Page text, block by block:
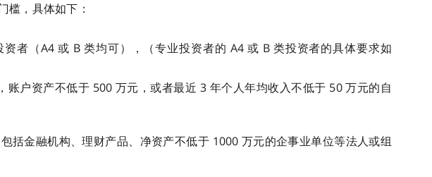
槛，具体如下：
资者（A4 或 B 类均可），（专业投资者的 A4 或 B 类投资者的具体要求如
账户资产不低于 500 万元，或者最近 3 年个人年均收入不低于 50 万元的自
括金融机构、理财产品、净资产不低于 1000 万元的企事业单位等法人或组